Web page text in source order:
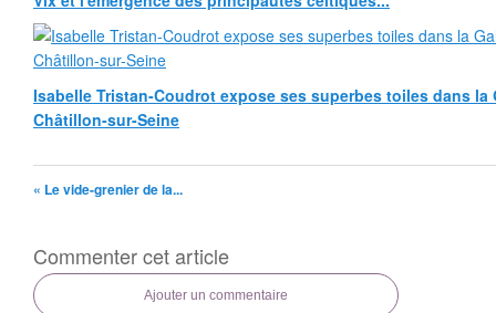
Isabelle Tristan-Coudrot expose ses superbes toiles dans la
Châtillon-sur-Seine
« Le vide-grenier de la...
Commenter cet article
Ajouter un commentaire